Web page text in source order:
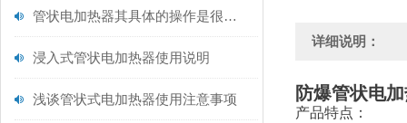
管状电加热器其具体的操作是很有讲究的
浸入式管状电加热器使用说明
浅谈管状式电加热器使用注意事项
详细说明：
防爆管状电
产品特点：